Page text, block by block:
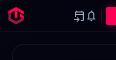
event_upcoming notifications